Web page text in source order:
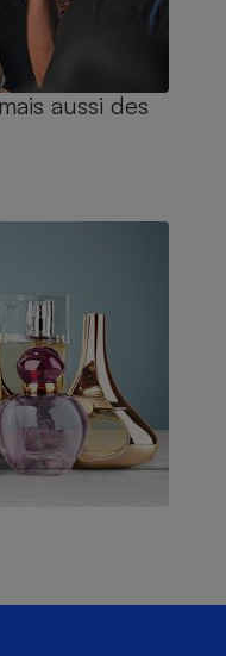
aussi des